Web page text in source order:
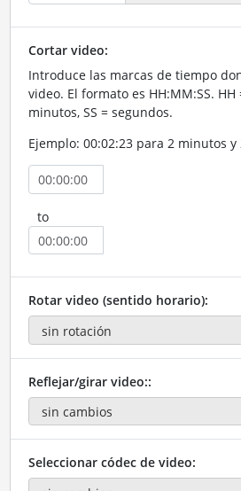
Cortar video:
Introduce las marcas de tiempo
video. El formato es HH:MM:SS. HH
minutos, SS = segundos.
Ejemplo: 00:02:23 para 2 minutos y
to
Rotar video (sentido horario):
Reflejar/girar video::
Seleccionar códec de video: